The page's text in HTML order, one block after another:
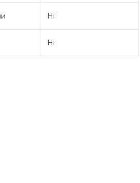
Ні
Ні